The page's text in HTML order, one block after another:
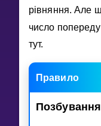
Показати більше
НАВЧАЛЬНИЙ ПЛАН
Select curriculum
Увійти
рiвняння. Але
число попереду
тут.
Правило
Позбування